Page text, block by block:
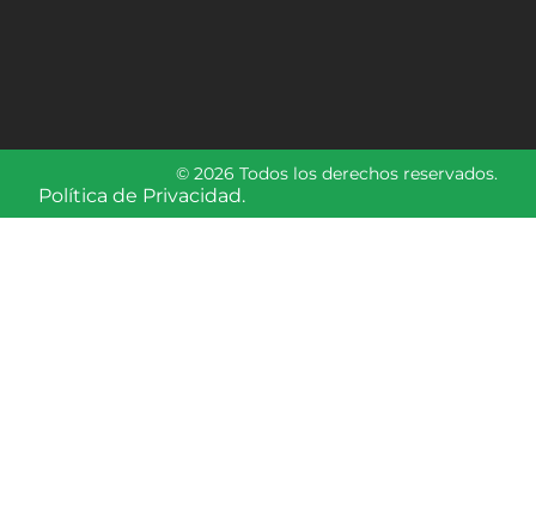
© 2026 Todos los derechos reservados.
Política de Privacidad.